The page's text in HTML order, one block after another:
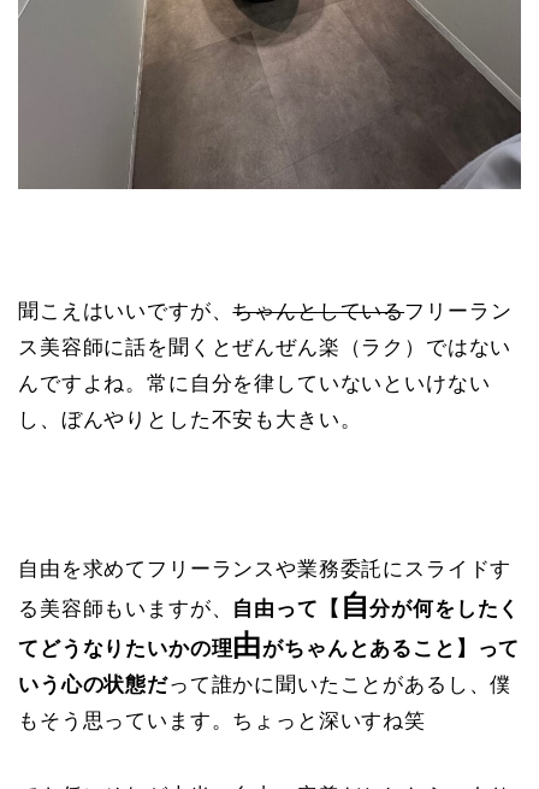
聞こえはいいですが、ちゃんとしているフリーラン
ス美容師に話を聞くとぜんぜん楽（ラク）ではない
んですよね。常に自分を律していないといけない
し、ぼんやりとした不安も大きい。
自由を求めてフリーランスや業務委託にスライドす
る美容師もいますが、 自由って【 自分が何をしたく
てどうなりたいかの理由がちゃんとあること】って
いう心の状態だって誰かに聞いたことがあるし、僕
もそう思っています。ちょっと深いすね笑